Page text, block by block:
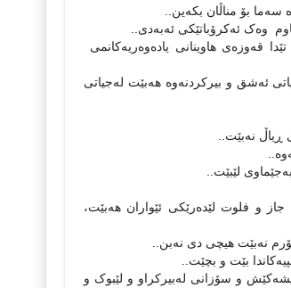
سەما بۆ مناڵان بکەین..
وەک ئەکرۆباتێکی ئەبەدی..
قەوزەی هاوینانی یادەوەریەکانمی
ئەشق و بیرکردنەوە هەبێت لەجیاتی
نەبێت..
لێبێت..
و فلوت لێدەرێکی ئێواران هەبێت،
نەبێت هیچی دی نەبن..
بێت و بچێت..
و سۆزانی لەبیرکراو و لێبوک و